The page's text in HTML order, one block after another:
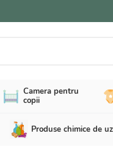
Camera pentru
copii
Produse chimice de